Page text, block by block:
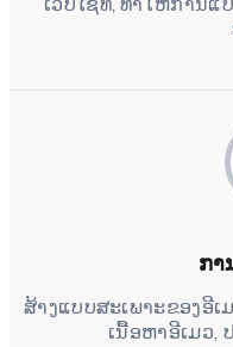
ກາ
ສ້າງແບບສະເພາະຂອງອີ
ເນື້ອຫາອີເມວ,